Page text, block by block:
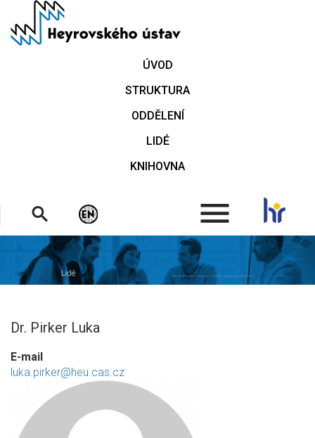
hlavnímu
ÚVOD
STRUKTURA
ODDĚLENÍ
LIDÉ
KNIHOVNA
.
Dr. Pirker Luka
E-mail
luka.pirker@heu.cas.cz